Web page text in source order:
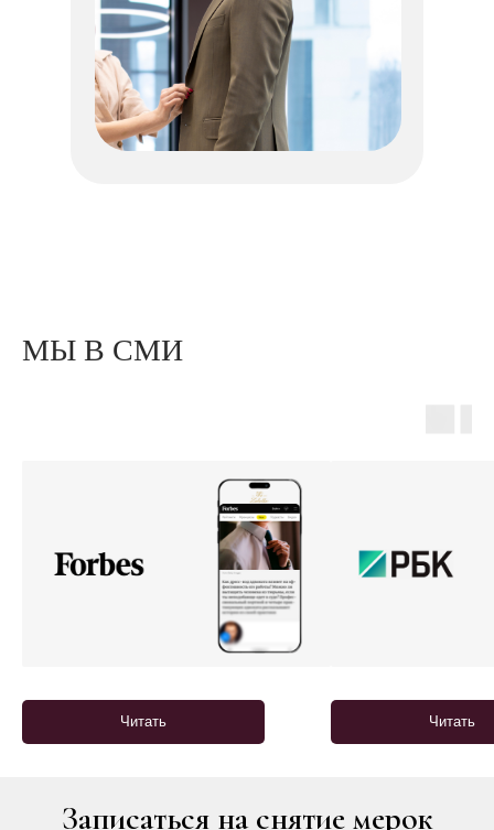
МЫ В СМИ
Читать Читать
Записаться на снятие мерок